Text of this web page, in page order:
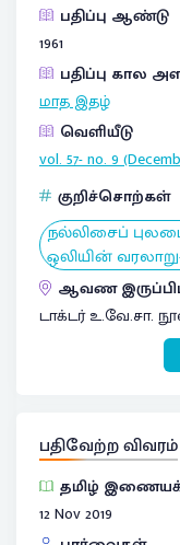
பதிப்பு ஆண்டு
1961
பதிப்பு கால
மாத இதழ்
வெளியீடு
vol. 57- no. 9
குறிச்சொற்கள்
நல்லிசைப்
ஒலியின்
ஆவண
டாக்டர் உ.வே.சா.
பதிவேற்ற விவரம்
தமிழ்
12 Nov 2019